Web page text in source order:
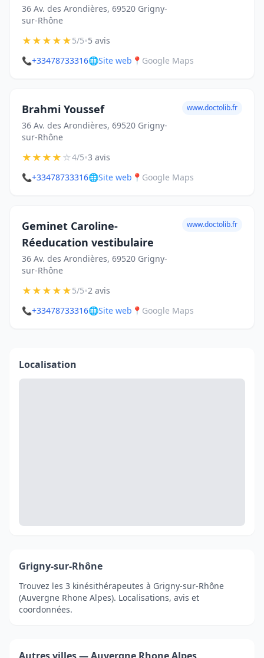
36 Av. des Arondières, 69520 Grigny-
sur-Rhône
★★★★★5/5•5 avis
📞+33478733316🌐Site web 📍 Google Maps
Brahmi Youssef
36 Av. des Arondières, 69520 Grigny-
sur-Rhône
www.doctolib.fr
★★★★☆4/5•3 avis
📞+33478733316🌐Site web 📍 Google Maps
Geminet Caroline-
Réeducation vestibulaire
36 Av. des Arondières, 69520 Grigny-
sur-Rhône
www.doctolib.fr
★★★★★5/5•2 avis
📞+33478733316🌐Site web 📍 Google Maps
Localisation
Grigny-sur-Rhône
Trouvez les 3 kinésithérapeutes à Grigny-sur-Rhône
(Auvergne Rhone Alpes). Localisations, avis et
coordonnées.